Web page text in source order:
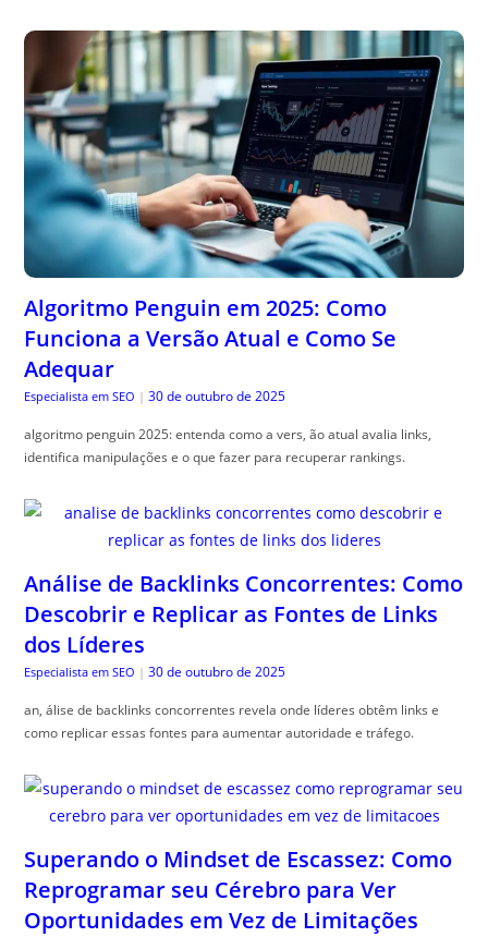
Algoritmo Penguin em 2025: Como
Funciona a Versão Atual e Como Se
Adequar
Especialista em SEO | 30 de outubro de 2025
algoritmo penguin 2025: entenda como a vers, ão atual avalia links,
identifica manipulações e o que fazer para recuperar rankings.
Análise de Backlinks Concorrentes: Como
Descobrir e Replicar as Fontes de Links
dos Líderes
Especialista em SEO | 30 de outubro de 2025
an, álise de backlinks concorrentes revela onde líderes obtêm links e
como replicar essas fontes para aumentar autoridade e tráfego.
Superando o Mindset de Escassez: Como
Reprogramar seu Cérebro para Ver
Oportunidades em Vez de Limitações